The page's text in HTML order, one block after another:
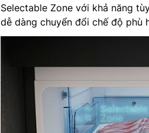
Selectable Zone với khả năng
dễ dàng chuyển đổi chế độ phù